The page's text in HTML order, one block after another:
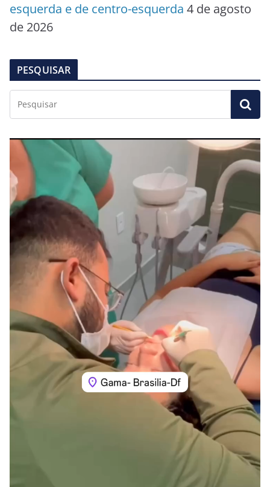
esquerda e de centro-esquerda 4 de agosto
de 2026
PESQUISAR